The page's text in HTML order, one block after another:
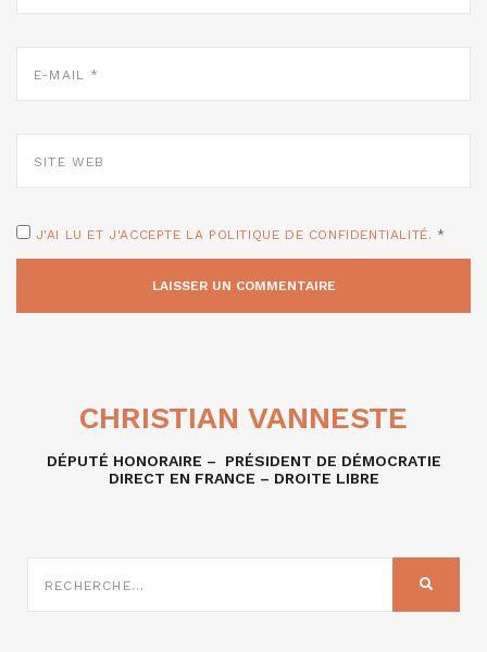
MAIL
WEB
J'AI LU ET J'ACCEPTE LA POLITIQUE DE CONFIDENTIALITÉ. *
CHRISTIAN VANNESTE
DÉPUTÉ HONORAIRE – PRÉSIDENT DE DÉMOCRATIE
DIRECT EN FRANCE – DROITE LIBRE
SUR